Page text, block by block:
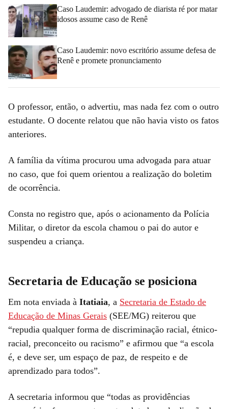
Caso Laudemir: advogado de diarista ré por matar
idosos assume caso de Renê
Caso Laudemir: novo escritório assume defesa de
Renê e promete pronunciamento
O professor, então, o advertiu, mas nada fez com o outro
estudante. O docente relatou que não havia visto os fatos
anteriores.
A família da vítima procurou uma advogada para atuar
no caso, que foi quem orientou a realização do boletim
de ocorrência.
Consta no registro que, após o acionamento da Polícia
Militar, o diretor da escola chamou o pai do autor e
suspendeu a criança.
Secretaria de Educação se posiciona
Em nota enviada à Itatiaia, a Secretaria de Estado de
Educação de Minas Gerais (SEE/MG) reiterou que
“repudia qualquer forma de discriminação racial, étnico-
racial, preconceito ou racismo” e afirmou que “a escola
é, e deve ser, um espaço de paz, de respeito e de
aprendizado para todos”.
A secretaria informou que “todas as providências